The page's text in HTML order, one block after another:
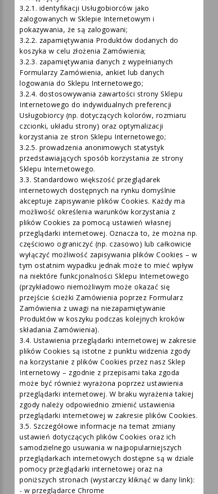
odwiedzających ze strony Sklepu Internetowego w
następujących celach:
3.2.1. identyfikacji Usługobiorców jako
zalogowanych w Sklepie Internetowym i
pokazywania, że są zalogowani;
3.2.2. zapamiętywania Produktów dodanych do
koszyka w celu złożenia Zamówienia;
3.2.3. zapamiętywania danych z wypełnianych
Formularzy Zamówienia, ankiet lub danych
logowania do Sklepu Internetowego;
3.2.4. dostosowywania zawartości strony Sklepu
Internetowego do indywidualnych preferencji
Usługobiorcy (np. dotyczących kolorów, rozmiaru
czcionki, układu strony) oraz optymalizacji
korzystania ze stron Sklepu Internetowego;
3.2.5. prowadzenia anonimowych statystyk
przedstawiających sposób korzystania ze strony
Sklepu Internetowego.
3.3. Standardowo większość przeglądarek
internetowych dostępnych na rynku domyślnie
akceptuje zapisywanie plików Cookies. Każdy ma
możliwość określenia warunków korzystania z
plików Cookies za pomocą ustawień własnej
przeglądarki internetowej. Oznacza to, że można np.
częściowo ograniczyć (np. czasowo) lub całkowicie
wyłączyć możliwość zapisywania plików Cookies – w
tym ostatnim wypadku jednak może to mieć wpływ
na niektóre funkcjonalności Sklepu Internetowego
(przykładowo niemożliwym może okazać się
przejście ścieżki Zamówienia poprzez Formularz
Zamówienia z uwagi na niezapamiętywanie
Produktów w koszyku podczas kolejnych kroków
składania Zamówienia).
3.4. Ustawienia przeglądarki internetowej w zakresie
plików Cookies są istotne z punktu widzenia zgody
na korzystanie z plików Cookies przez nasz Sklep
Internetowy – zgodnie z przepisami taka zgoda
może być również wyrażona poprzez ustawienia
przeglądarki internetowej. W braku wyrażenia takiej
zgody należy odpowiednio zmienić ustawienia
przeglądarki internetowej w zakresie plików Cookies.
3.5. Szczegółowe informacje na temat zmiany
ustawień dotyczących plików Cookies oraz ich
samodzielnego usuwania w najpopularniejszych
przeglądarkach internetowych dostępne są w dziale
pomocy przeglądarki internetowej oraz na